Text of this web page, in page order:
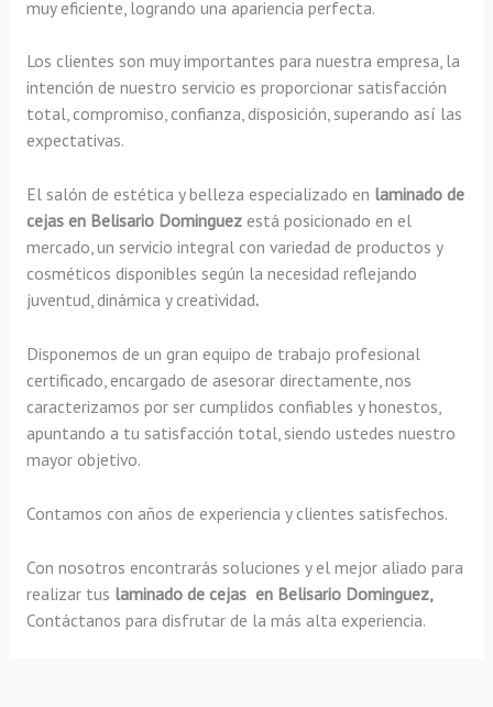
muy eficiente, logrando una apariencia perfecta.
Los clientes son muy importantes para nuestra empresa, la
intención de nuestro servicio es proporcionar satisfacción
total, compromiso, confianza, disposición, superando así las
expectativas.
El salón de estética y belleza especializado en laminado de
cejas en Belisario Dominguezestá posicionado en el
mercado, un servicio integral con variedad de productos y
cosméticos disponibles según la necesidad reflejando
juventud, dinámica y creatividad.
Disponemos de un gran equipo de trabajo profesional
certificado, encargado de asesorar directamente, nos
caracterizamos por ser cumplidos confiables y honestos,
apuntando a tu satisfacción total, siendo ustedes nuestro
mayor objetivo.
Contamos con años de experiencia y clientes satisfechos.
Con nosotros encontrarás soluciones y el mejor aliado para
realizar tus laminado de cejas en Belisario Dominguez,
Contáctanos para disfrutar de la más alta experiencia.